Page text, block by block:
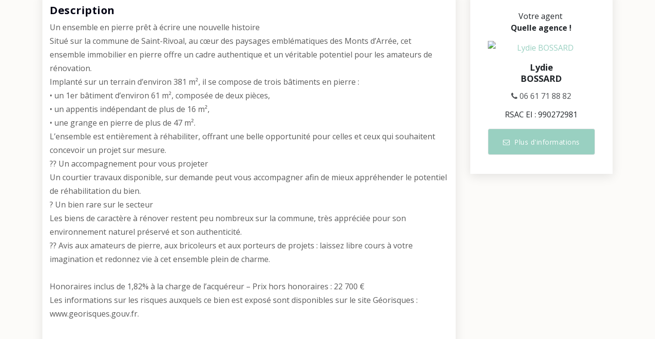
Description
Un ensemble en pierre prêt à écrire une nouvelle histoire
Situé sur la commune de Saint-Rivoal, au cœur des paysages emblématiques des Monts d’Arrée, cet
ensemble immobilier en pierre offre un cadre authentique et un véritable potentiel pour les amateurs de
rénovation.
Implanté sur un terrain d’environ 381 m², il se compose de trois bâtiments en pierre :
• un 1er bâtiment d’environ 61 m², composée de deux pièces,
• un appentis indépendant de plus de 16 m²,
• une grange en pierre de plus de 47 m².
L’ensemble est entièrement à réhabiliter, offrant une belle opportunité pour celles et ceux qui souhaitent
concevoir un projet sur mesure.
?? Un accompagnement pour vous projeter
Un courtier travaux disponible, sur demande peut vous accompagner afin de mieux appréhender le potentiel
de réhabilitation du bien.
? Un bien rare sur le secteur
Les biens de caractère à rénover restent peu nombreux sur la commune, très appréciée pour son
environnement naturel préservé et son authenticité.
?? Avis aux amateurs de pierre, aux bricoleurs et aux porteurs de projets : laissez libre cours à votre
imagination et redonnez vie à cet ensemble plein de charme.
Honoraires inclus de 1,82% à la charge de l’acquéreur – Prix hors honoraires : 22 700 €
Les informations sur les risques auxquels ce bien est exposé sont disponibles sur le site Géorisques :
www.georisques.gouv.fr.
Votre agent
Quelle agence !
Lydie
BOSSARD
06 61 71 88 82
RSAC EI : 990272981
Plus d'informations